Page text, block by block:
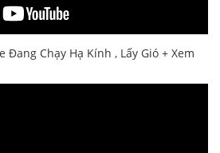
Đang Chạy Hạ Kính , Lấy Gió + Xem